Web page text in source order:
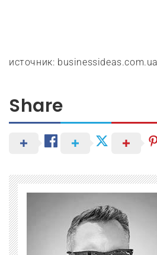
источник: businessideas.com.ua
Share